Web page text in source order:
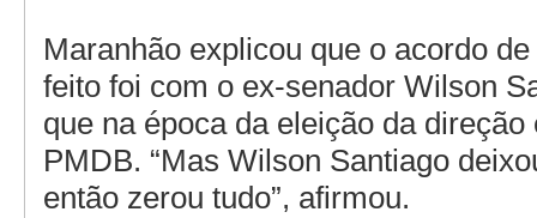
Maranhão explicou que o acordo
feito foi com o ex-senador Wilson
que na época da eleição da direção
PMDB. “Mas Wilson Santiago
então zerou tudo”, afirmou.